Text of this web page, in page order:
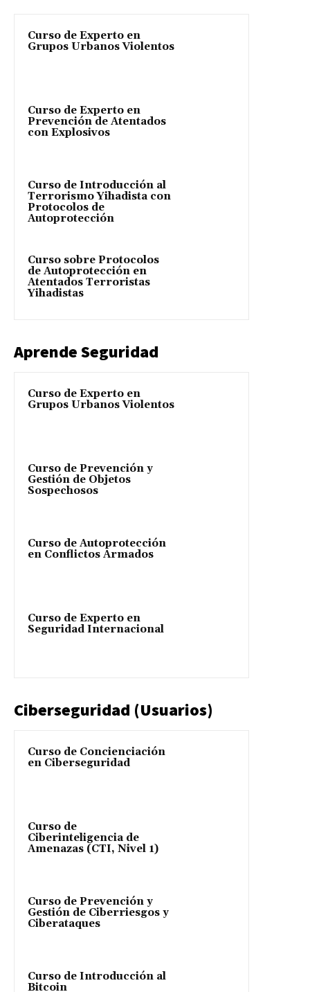
Curso de Experto en
Grupos Urbanos Violentos
Curso de Experto en
Prevención de Atentados
con Explosivos
Curso de Introducción al
Terrorismo Yihadista con
Protocolos de
Autoprotección
Curso sobre Protocolos
de Autoprotección en
Atentados Terroristas
Yihadistas
Aprende Seguridad
Curso de Experto en
Grupos Urbanos Violentos
Curso de Prevención y
Gestión de Objetos
Sospechosos
Curso de Autoprotección
en Conflictos Armados
Curso de Experto en
Seguridad Internacional
Ciberseguridad (Usuarios)
Curso de Concienciación
en Ciberseguridad
Curso de
Ciberinteligencia de
Amenazas (CTI, Nivel 1)
Curso de Prevención y
Gestión de Ciberriesgos y
Ciberataques
Curso de Introducción al
Bitcoin